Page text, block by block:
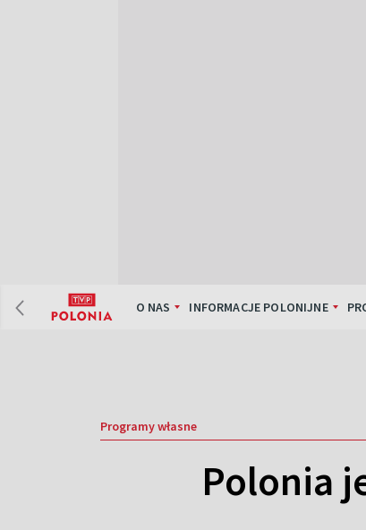
O NAS INFORMACJE POLONIJNE
Programy własne
Polonia